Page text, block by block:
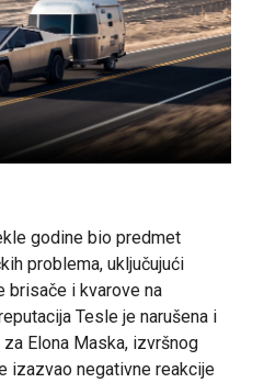
godine bio predmet
problema, uključujući
brisače i kvarove na
Tesle je narušena i
Elona Maska, izvršnog
izazvao negativne reakcije